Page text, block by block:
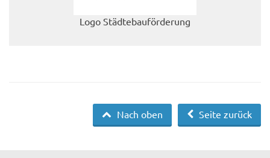
Logo Städtebauförderung
Seite zurück
Nach oben